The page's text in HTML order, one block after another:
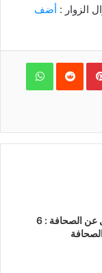
الزوار : أضف
Pinterest
‏Reddit
حكم و أقوال عن الصحافة : 6